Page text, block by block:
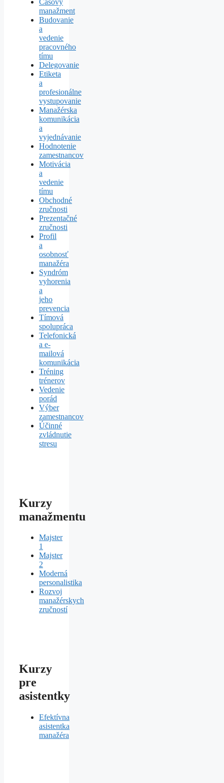
manažment
Budovanie
a
vedenie
pracovného
tímu
Delegovanie
Etiketa
a
profesionálne
vystupovanie
Manažérska
komunikácia
a
vyjednávanie
Hodnotenie
zamestnancov
Motivácia
a
vedenie
tímu
Obchodné
zručnosti
Prezentačné
zručnosti
Profil
a
osobnosť
manažéra
Syndróm
vyhorenia
a
jeho
prevencia
Tímová
spolupráca
Telefonická
a e-
mailová
komunikácia
Tréning
trénerov
Vedenie
porád
Výber
zamestnancov
Účinné
zvládnutie
stresu
Kurzy
manažmentu
Majster
1
Majster
2
Moderná
personalistika
Rozvoj
manažérskych
zručností
Kurzy
pre
asistentky
Efektívna
asistentka
manažéra